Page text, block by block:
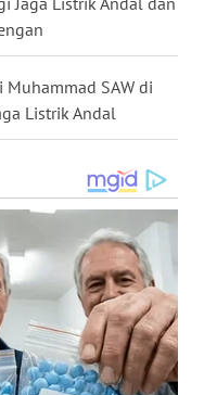
SAW di
Listrik Andal